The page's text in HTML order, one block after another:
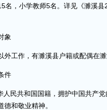
名，小学教师5名。详见《濉溪
象
外工作，有濉溪县户籍或配偶在
件​
人民共和国国籍，拥护中国共产
德和敬业精神。​